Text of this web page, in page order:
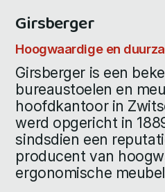
Girsberger
Hoogwaardige en
Girsberger is een
bureaustoelen en
hoofdkantoor in
werd opgericht in
sindsdien een
producent van
ergonomische